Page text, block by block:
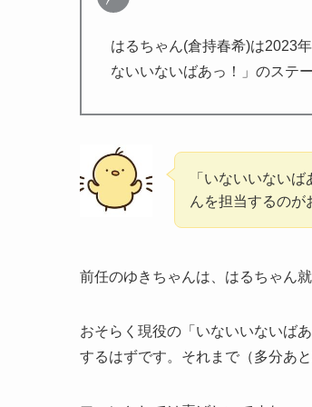
はるちゃん(倉持春希)は2023
ないいないばあっ！」のステ
「いないいない
んを担当するのが
前任のゆきちゃんは、はるちゃん
おそらく現役の「いないいないば
するはずです。それまで（多分あ